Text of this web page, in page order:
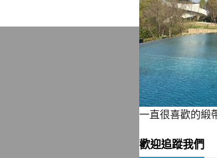
一直很喜歡的緞
歡迎追蹤我們